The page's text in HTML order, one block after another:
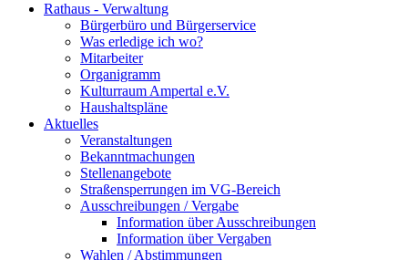
Rathaus - Verwaltung
Bürgerbüro und Bürgerservice
Was erledige ich wo?
Mitarbeiter
Organigramm
Kulturraum Ampertal e.V.
Haushaltspläne
Aktuelles
Veranstaltungen
Bekanntmachungen
Stellenangebote
Straßensperrungen im VG-Bereich
Ausschreibungen / Vergabe
Information über Ausschreibungen
Information über Vergaben
Wahlen / Abstimmungen